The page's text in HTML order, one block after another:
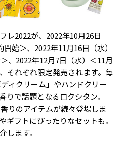
レ2022が、2022年10月26日
開始＞、2022年11月16日（水）
、2022年12月7日（水）＜11月
それぞれ限定発売されます。毎
ィクリーム」やハンドクリー
りで話題となるロクシタン。
りのアイテムが続々登場しま
ギフトにぴったりなセットも。
します。